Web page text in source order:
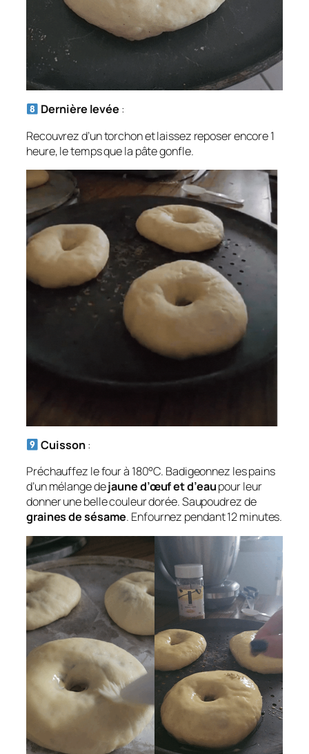
Dernière levée :
Recouvrez d’un torchon et laissez reposer encore 1
heure, le temps que la pâte gonfle.
Cuisson:
Préchauffez le four à 180°C. Badigeonnez les pains
d’un mélange dejaune d’œuf et d’eaupour leur
donner une belle couleur dorée. Saupoudrez de
graines de sésame. Enfournez pendant 12 minutes.